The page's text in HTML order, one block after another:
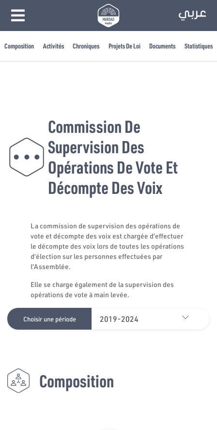
Composition Activités Chroniques Projets De Loi Documents Statistiques
Commission De
Supervision Des
Opérations De Vote Et
Décompte Des Voix
La commission de supervision des opérations de
vote et décompte des voix est chargée d’effectuer
le décompte des voix lors de toutes les opérations
d’élection sur les personnes effectuées par
l’Assemblée.
Elle se charge également de la supervision des
opérations de vote à main levée.
Choisir une période 2019-2024
Composition